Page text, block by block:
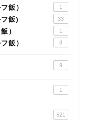
飯） 1
飯) 33
） 1
飯） 8
9
1
521